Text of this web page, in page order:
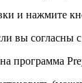
и нажмите
вы
программа